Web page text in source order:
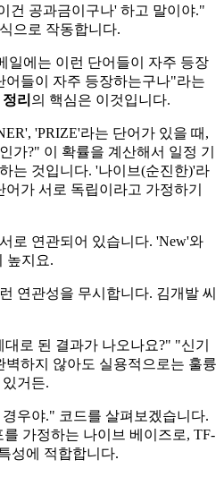
건 공과금이구나' 하고 말이야."
으로 작동합니다.
일에는 이런 단어들이 자주 등장
어들이 자주 등장하는구나"라는
리 의 핵심은 이것입니다.
'PRIZE'라는 단어가 있을 때,
가?" 이 확률을 계산해서 일정 기
는 것입니다. '나이브(순진한)'라
가 서로 독립이라고 가정하기
로 연관되어 있습니다. 'New'와
높지요.
연관성을 무시합니다. 김개발 씨
로 된 결과가 나오나요?" "신기
하지 않아도 실용적으로는 훌륭
거든.
우야." 코드를 살펴보겠습니다.
를 가정하는 나이브 베이즈로, TF-
성에 적합합니다.